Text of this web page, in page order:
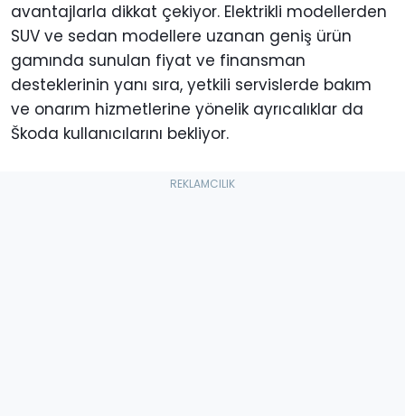
avantajlarla dikkat çekiyor. Elektrikli modellerden
SUV ve sedan modellere uzanan geniş ürün
gamında sunulan fiyat ve finansman
desteklerinin yanı sıra, yetkili servislerde bakım
ve onarım hizmetlerine yönelik ayrıcalıklar da
Škoda kullanıcılarını bekliyor.